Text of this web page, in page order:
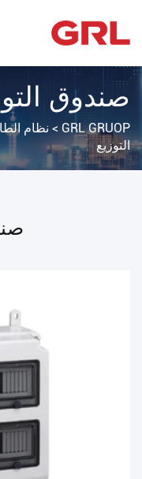
صندوق
GRL GRUOP
> نظام
التوزيع